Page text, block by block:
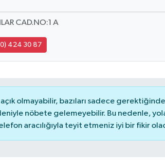
CAD.NO:1 A
424 30 87
olmayabilir, bazıları sadece
nöbete gelemeyebilir. Bu nedenle,
aracılığıyla teyit etmeniz iyi bir fikir